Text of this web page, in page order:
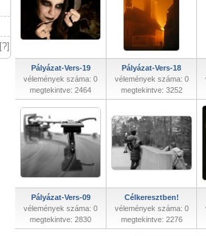
[?]
Pályázat-Vers-19
vélemények száma: 0
megtekintve: 2464
Pályázat-Vers-18
vélemények száma: 0
megtekintve: 3252
Pályázat-Vers-09
vélemények száma: 0
megtekintve: 2830
Célkeresztben!
vélemények száma: 0
megtekintve: 2276